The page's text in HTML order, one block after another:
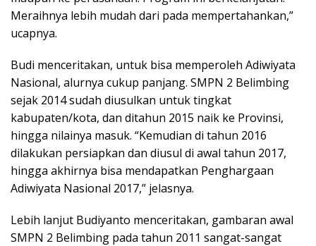
Meraihnya lebih mudah dari pada mempertahankan,”
ucapnya.
Budi menceritakan, untuk bisa memperoleh Adiwiyata
Nasional, alurnya cukup panjang. SMPN 2 Belimbing
sejak 2014 sudah diusulkan untuk tingkat
kabupaten/kota, dan ditahun 2015 naik ke Provinsi,
hingga nilainya masuk. “Kemudian di tahun 2016
dilakukan persiapkan dan diusul di awal tahun 2017,
hingga akhirnya bisa mendapatkan Penghargaan
Adiwiyata Nasional 2017,” jelasnya.
Lebih lanjut Budiyanto menceritakan, gambaran awal
SMPN 2 Belimbing pada tahun 2011 sangat-sangat